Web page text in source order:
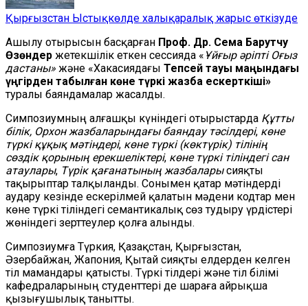
Қырғызстан Ыстықкөлде халықаралық жарыс өткізуде
Ашылу отырысын басқарған Проф. Др. Сема Барутчу
Өзөндер жетекшілік еткен сессияда « Ұйғыр әріпті Оғыз
дастаны» және «Хакасиядағы Тепсей тауы маңындағы
үңгірден табылған көне түркі жазба ескерткіші»
туралы баяндамалар жасалды.
Симпозиумның алғашқы күніндегі отырыстарда Құтты
білік, Орхон жазбаларындағы баяндау тәсілдері, көне
түркі құқық мәтіндері, көне түркі (көктүрік) тілінің
сөздік қорының ерекшеліктері, көне түркі тіліндегі сан
атаулары, Түрік қағанатының жазбаларысияқты
тақырыптар талқыланды. Сонымен қатар мәтіндерді
аудару кезінде ескерілмей қалатын мәдени кодтар мен
көне түркі тіліндегі семантикалық сөз тудыру үрдістері
жөніндегі зерттеулер қолға алынды.
Симпозиумға Түркия, Қазақстан, Қырғызстан,
Әзербайжан, Жапония, Қытай сияқты елдерден келген
тіл мамандары қатысты. Түркі тілдері және тіл білімі
кафедраларының студенттері де шараға айрықша
қызығушылық танытты.